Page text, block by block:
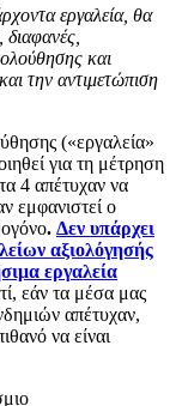
εργαλεία, θα
διαφανές,
και
την αντιμετώπιση
(«εργαλεία»
για τη μέτρηση
4 απέτυχαν να
εμφανιστεί ο
. Δεν υπάρχει
αξιολόγησής
εργαλεία
εάν τα μέσα μας
απέτυχαν,
να είναι